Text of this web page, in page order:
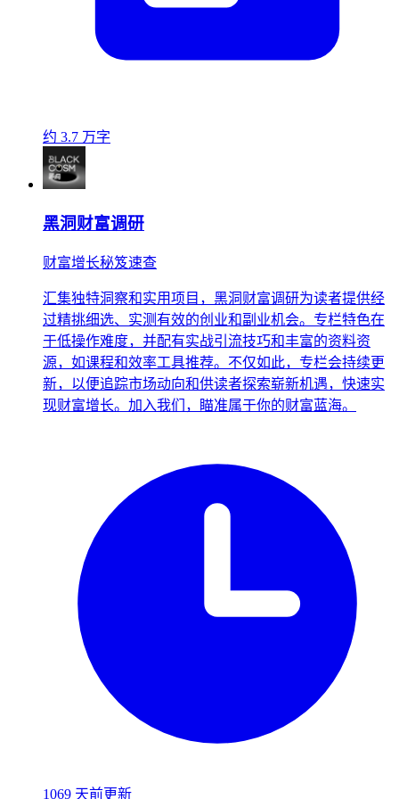
约 3.7 万字
黑洞财富调研
财富增长秘笈速查
汇集独特洞察和实用项目，黑洞财富调研为读者提供经
过精挑细选、实测有效的创业和副业机会。专栏特色在
于低操作难度，并配有实战引流技巧和丰富的资料资
源，如课程和效率工具推荐。不仅如此，专栏会持续更
新，以便追踪市场动向和供读者探索崭新机遇，快速实
现财富增长。加入我们，瞄准属于你的财富蓝海。
1069 天前更新